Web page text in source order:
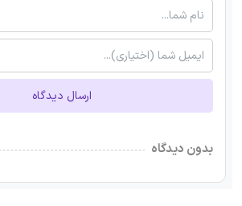
ارسال دیدگاه
بدون دیدگاه